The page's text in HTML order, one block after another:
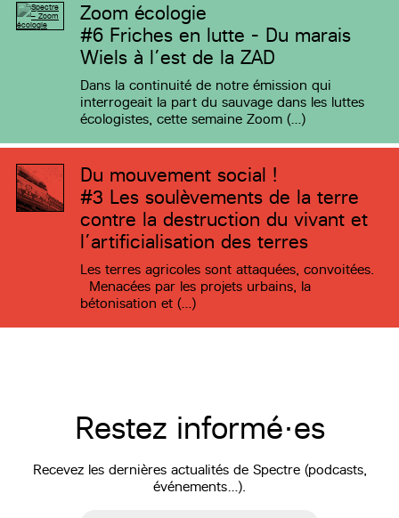
Zoom écologie
#6 Friches en lutte - Du marais
Wiels à l’est de la ZAD
Dans la continuité de notre émission qui
interrogeait la part du sauvage dans les luttes
écologistes, cette semaine Zoom (…)
Du mouvement social !
#3 Les soulèvements de la terre
contre la destruction du vivant et
l’artificialisation des terres
Les terres agricoles sont attaquées, convoitées.
Menacées par les projets urbains, la
bétonisation et (…)
Restez informé·es
Recevez les dernières actualités de Spectre (podcasts,
événements…).